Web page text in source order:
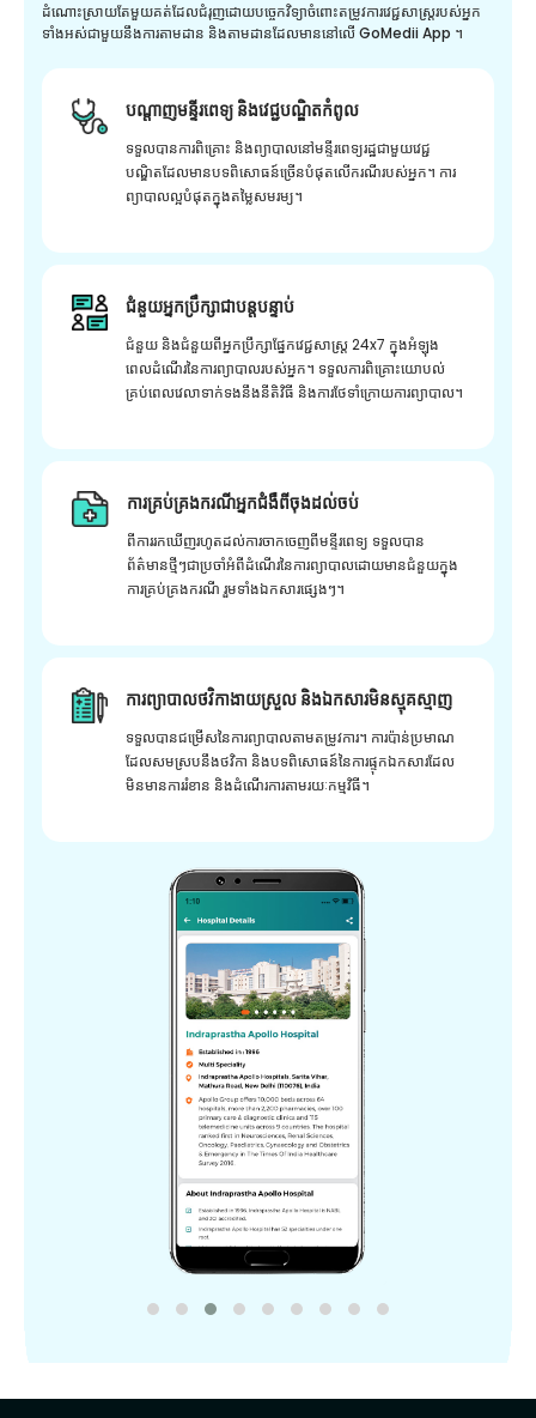
ដំណោះស្រាយតែមួយគត់ដែលជំរុញដោយបច្ចេកវិទ្យាចំពោះតម្រូវការវេជ្ជសាស្រ្តរបស់អ្នក
ទាំងអស់ជាមួយនឹងការតាមដាន និងតាមដានដែលមាននៅលើ GoMedii App ។
បណ្តាញមន្ទីរពេទ្យ និងវេជ្ជបណ្ឌិតកំពូល
ទទួលបានការពិគ្រោះ និងព្យាបាលនៅមន្ទីរពេទ្យរដ្ឋជាមួយវេជ្ជ
បណ្ឌិតដែលមានបទពិសោធន៍ច្រើនបំផុតលើករណីរបស់អ្នក។ ការ
ព្យាបាលល្អបំផុតក្នុងតម្លៃសមរម្យ។
ជំនួយអ្នកប្រឹក្សាជាបន្តបន្ទាប់
ជំនួយ និងជំនួយពីអ្នកប្រឹក្សាផ្នែកវេជ្ជសាស្រ្ត 24x7 ក្នុងអំឡុង
ពេលដំណើរនៃការព្យាបាលរបស់អ្នក។ ទទួលការពិគ្រោះយោបល់
គ្រប់ពេលវេលាទាក់ទងនឹងនីតិវិធី និងការថែទាំក្រោយការព្យាបាល។
ការគ្រប់គ្រងករណីអ្នកជំងឺពីចុងដល់ចប់
ពីការរកឃើញរហូតដល់ការចាកចេញពីមន្ទីរពេទ្យ ទទួលបាន
ព័ត៌មានថ្មីៗជាប្រចាំអំពីដំណើរនៃការព្យាបាលដោយមានជំនួយក្នុង
ការគ្រប់គ្រងករណី រួមទាំងឯកសារផ្សេងៗ។
ការព្យាបាលថវិកាងាយស្រួល និងឯកសារមិនស្មុគស្មាញ
ទទួលបានជម្រើសនៃការព្យាបាលតាមតម្រូវការ។ ការប៉ាន់ប្រមាណ
ដែលសមស្របនឹងថវិកា និងបទពិសោធន៍នៃការផ្ទុកឯកសារដែល
មិនមានការរំខាន និងដំណើរការតាមរយៈកម្មវិធី។